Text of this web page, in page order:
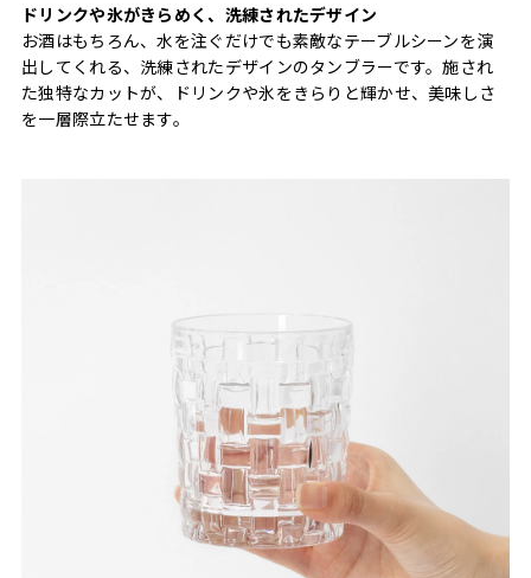
ドリンクや氷がきらめく、洗練されたデザイン
お酒はもちろん、水を注ぐだけでも素敵なテーブルシーンを演
出してくれる、洗練されたデザインのタンブラーです。施され
た独特なカットが、ドリンクや氷をきらりと輝かせ、美味しさ
を一層際立たせます。